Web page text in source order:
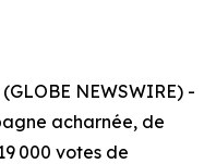
NEWSWIRE) -
acharnée, de
000 votes de